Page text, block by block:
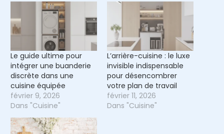
Le guide ultime pour
intégrer une buanderie
discrète dans une
cuisine équipée
février 9, 2026
Dans "Cuisine"
L’arrière-cuisine : le luxe
invisible indispensable
pour désencombrer
votre plan de travail
février 11, 2026
Dans "Cuisine"